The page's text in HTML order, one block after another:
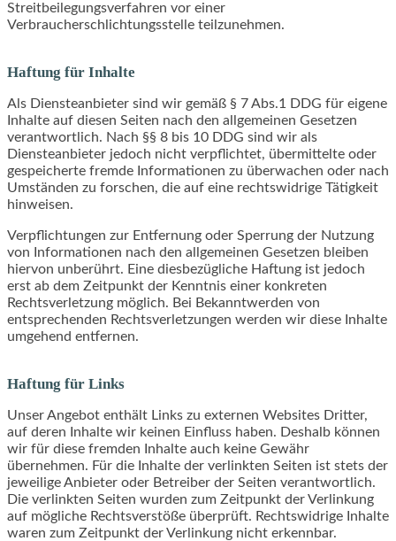
Streitbeilegungsverfahren vor einer
Verbraucherschlichtungsstelle teilzunehmen.
Haftung für Inhalte
Als Diensteanbieter sind wir gemäß § 7 Abs.1 DDG für eigene
Inhalte auf diesen Seiten nach den allgemeinen Gesetzen
verantwortlich. Nach §§ 8 bis 10 DDG sind wir als
Diensteanbieter jedoch nicht verpflichtet, übermittelte oder
gespeicherte fremde Informationen zu überwachen oder nach
Umständen zu forschen, die auf eine rechtswidrige Tätigkeit
hinweisen.
Verpflichtungen zur Entfernung oder Sperrung der Nutzung
von Informationen nach den allgemeinen Gesetzen bleiben
hiervon unberührt. Eine diesbezügliche Haftung ist jedoch
erst ab dem Zeitpunkt der Kenntnis einer konkreten
Rechtsverletzung möglich. Bei Bekanntwerden von
entsprechenden Rechtsverletzungen werden wir diese Inhalte
umgehend entfernen.
Haftung für Links
Unser Angebot enthält Links zu externen Websites Dritter,
auf deren Inhalte wir keinen Einfluss haben. Deshalb können
wir für diese fremden Inhalte auch keine Gewähr
übernehmen. Für die Inhalte der verlinkten Seiten ist stets der
jeweilige Anbieter oder Betreiber der Seiten verantwortlich.
Die verlinkten Seiten wurden zum Zeitpunkt der Verlinkung
auf mögliche Rechtsverstöße überprüft. Rechtswidrige Inhalte
waren zum Zeitpunkt der Verlinkung nicht erkennbar.